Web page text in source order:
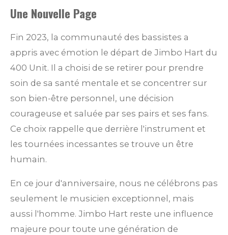
Une Nouvelle Page
Fin 2023, la communauté des bassistes a
appris avec émotion le départ de Jimbo Hart du
400 Unit. Il a choisi de se retirer pour prendre
soin de sa santé mentale et se concentrer sur
son bien-être personnel, une décision
courageuse et saluée par ses pairs et ses fans.
Ce choix rappelle que derrière l'instrument et
les tournées incessantes se trouve un être
humain.
En ce jour d'anniversaire, nous ne célébrons pas
seulement le musicien exceptionnel, mais
aussi l'homme. Jimbo Hart reste une influence
majeure pour toute une génération de